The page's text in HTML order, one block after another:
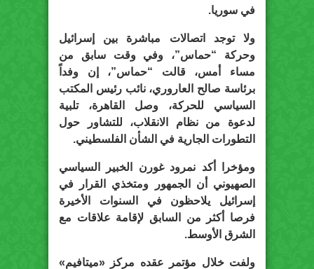
في سوريا.
ولا توجد اتصالات مباشرة بين إسرائيل
وحركة “حماس”، وفي وقت سابق من
مساء أمس، قالت “حماس”، إن وفداً
برئاسة صالح العاروري، نائب رئيس المكتب
السياسي للحركة، وصل القاهرة، تلبية
لدعوة من نظام الانقلاب، للتشاور حول
التطورات الجارية في الشأن الفلسطيني.
ومؤخرا أكد نمرود غورن الخبير السياسي
الصهيوني أن الجمهور ومتخذي القرار في
إسرائيل يلاحظون في السنوات الأخيرة
فرصا أكثر من السابق لإقامة علاقات مع
الشرق الأوسط.
ولفت خلال مؤتمر عقده مركز «ميتافيم»